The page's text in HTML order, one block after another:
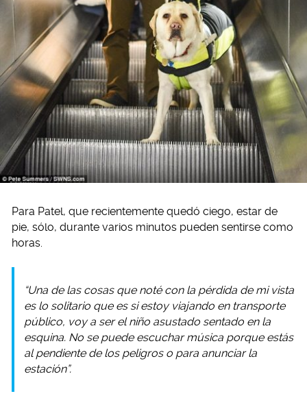
Para Patel, que recientemente quedó ciego, estar de
pie, sólo, durante varios minutos pueden sentirse como
horas.
“Una de las cosas que noté con la pérdida de mi vista
es lo solitario que es si estoy viajando en transporte
público, voy a ser el niño asustado sentado en la
esquina. No se puede escuchar música porque estás
al pendiente de los peligros o para anunciar la
estación”.